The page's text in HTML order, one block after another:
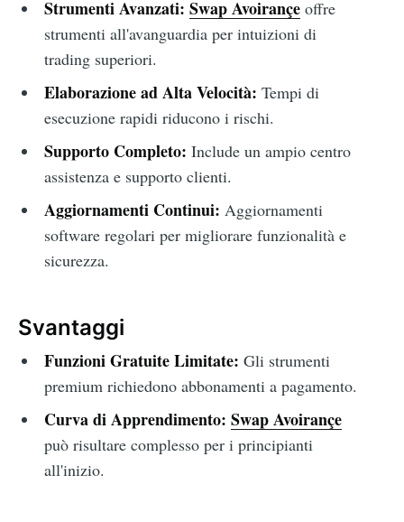
Strumenti Avanzati: Swap Avoirançeoffre
strumenti all'avanguardia per intuizioni di
trading superiori.
Elaborazione ad Alta Velocità: Tempi di
esecuzione rapidi riducono i rischi.
Supporto Completo: Include un ampio centro
assistenza e supporto clienti.
Aggiornamenti Continui: Aggiornamenti
software regolari per migliorare funzionalità e
sicurezza.
Svantaggi
Funzioni Gratuite Limitate: Gli strumenti
premium richiedono abbonamenti a pagamento.
Curva di Apprendimento: Swap Avoirançe
può risultare complesso per i principianti
all'inizio.